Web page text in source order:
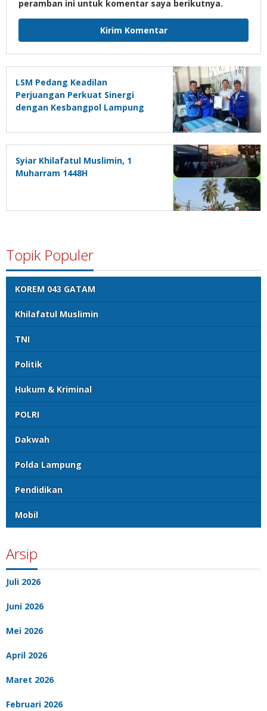
peramban ini untuk komentar saya berikutnya.
LSM Pedang Keadilan
Perjuangan Perkuat Sinergi
dengan Kesbangpol Lampung
Syiar Khilafatul Muslimin, 1
Muharram 1448H
Topik Populer
KOREM 043 GATAM
Khilafatul Muslimin
TNI
Politik
Hukum & Kriminal
POLRI
Dakwah
Polda Lampung
Pendidikan
Mobil
Arsip
Juli 2026
Juni 2026
Mei 2026
April 2026
Maret 2026
Februari 2026